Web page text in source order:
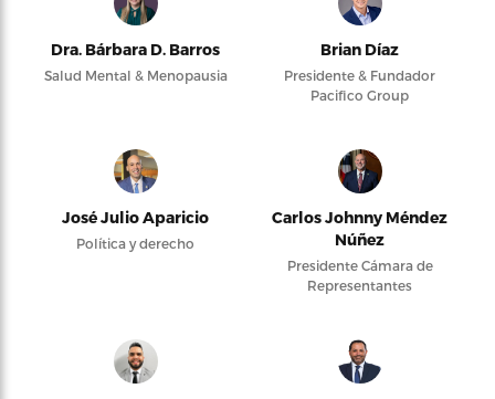
Dra. Bárbara D. Barros
Salud Mental & Menopausia
Brian Díaz
Presidente & Fundador
Pacifico Group
José Julio Aparicio
Política y derecho
Carlos Johnny Méndez
Núñez
Presidente Cámara de
Representantes